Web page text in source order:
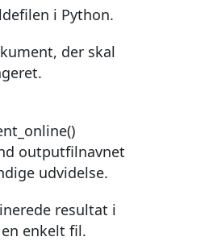
i Python.
der skal
outputfilnavnet
udvidelse.
resultat i
enkelt fil.